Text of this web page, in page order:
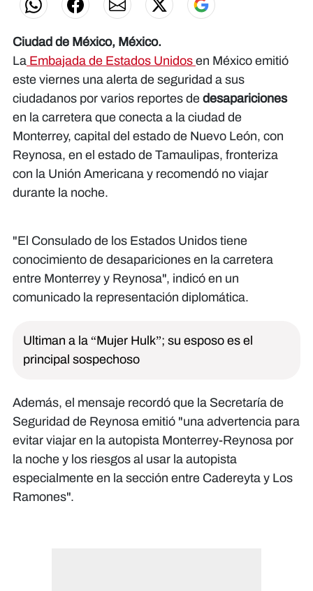
Ciudad de México, México.
La Embajada de Estados Unidos en México emitió
este viernes una alerta de seguridad a sus
ciudadanos por varios reportes de desapariciones
en la carretera que conecta a la ciudad de
Monterrey, capital del estado de Nuevo León, con
Reynosa, en el estado de Tamaulipas, fronteriza
con la Unión Americana y recomendó no viajar
durante la noche.
"El Consulado de los Estados Unidos tiene
conocimiento de desapariciones en la carretera
entre Monterrey y Reynosa", indicó en un
comunicado la representación diplomática.
Ultiman a la “Mujer Hulk”; su esposo es el
principal sospechoso
Además, el mensaje recordó que la Secretaría de
Seguridad de Reynosa emitió "una advertencia para
evitar viajar en la autopista Monterrey-Reynosa por
la noche y los riesgos al usar la autopista
especialmente en la sección entre Cadereyta y Los
Ramones".